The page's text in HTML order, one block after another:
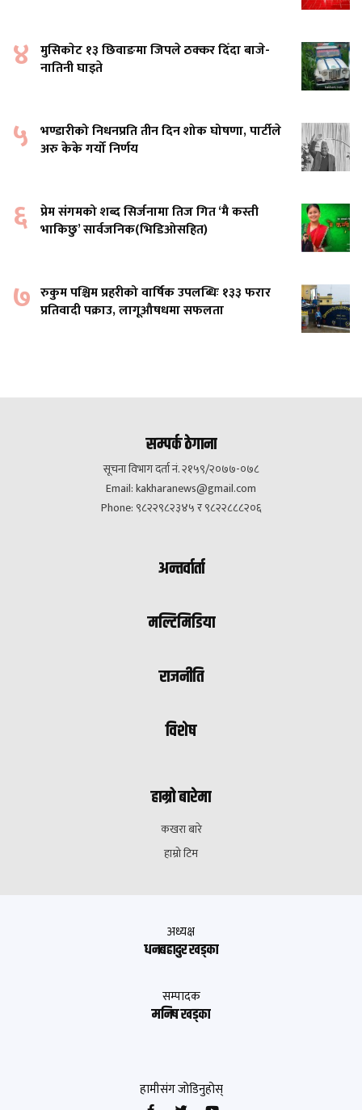
४ मुसिकाेट १३ छिवाङमा जिपले ठक्कर दिँदा बाजे-
नातिनी घाइते
५ भण्डारीको निधनप्रति तीन दिन शोक घोषणा, पार्टीले
अरु केके गर्यो निर्णय
६ प्रेम संगमको शब्द सिर्जनामा तिज गित ‘मै कस्ती
भाकिछु’ सार्वजनिक(भिडिओसहित)
७ रुकुम पश्चिम प्रहरीको वार्षिक उपलब्धिः १३३ फरार
प्रतिवादी पक्राउ, लागूऔषधमा सफलता
सम्पर्क ठेगाना
सूचना विभाग दर्ता नं. २१५९/२०७७-०७८
Email:kakharanews@gmail.com
Phone: ९८२२९८२३४५ र ९८२२८८८२०६
अन्तर्वार्ता
मल्टिमिडिया
राजनीति
विशेष
हाम्रो बारेमा
कखरा बारे
हाम्रो टिम
अध्यक्ष
धनबहादुर खड्का
सम्पादक
मनिष खड्का
हामीसंग जोडिनुहोस्